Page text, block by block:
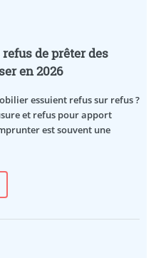
de prêter des
en 2026
essuient refus sur refus ?
et refus pour apport
est souvent une